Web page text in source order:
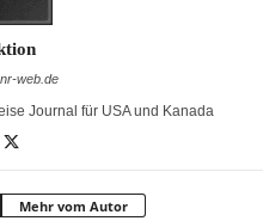
web.de
Journal für USA und Kanada
Mehr vom Autor